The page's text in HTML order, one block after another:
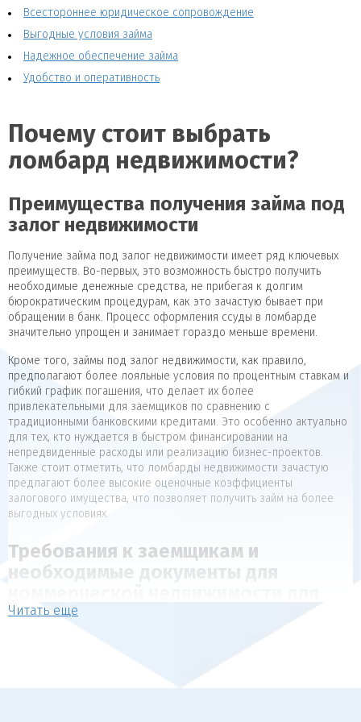
Всестороннее юридическое сопровождение
Выгодные условия займа
Надежное обеспечение займа
Удобство и оперативность
Почему стоит выбрать
ломбард недвижимости?
Преимущества получения займа под
залог недвижимости
Получение займа под залог недвижимости имеет ряд ключевых
преимуществ. Во-первых, это возможность быстро получить
необходимые денежные средства, не прибегая к долгим
бюрократическим процедурам, как это зачастую бывает при
обращении в банк. Процесс оформления ссуды в ломбарде
значительно упрощен и занимает гораздо меньше времени.
Кроме того, займы под залог недвижимости, как правило,
предполагают более лояльные условия по процентным ставкам и
гибкий график погашения, что делает их более
привлекательными для заемщиков по сравнению с
традиционными банковскими кредитами. Это особенно актуально
для тех, кто нуждается в быстром финансировании на
непредвиденные расходы или реализацию бизнес-проектов.
Также стоит отметить, что ломбарды недвижимости зачастую
предлагают более высокие оценочные коэффициенты
залогового имущества, что позволяет получить займ на более
выгодных условиях.
Требования к заемщикам и
необходимые документы для
коммерческой недвижимости
Читать еще